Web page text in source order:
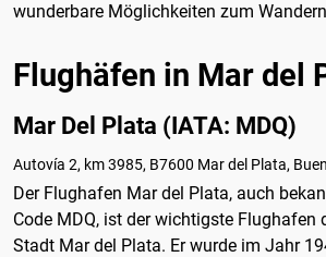
wunderbare Möglichkeiten zum
Flughäfen in Mar del
Mar Del Plata (IATA: MDQ)
Autovía 2, km 3985, B7600 Mar del Plata,
Der Flughafen Mar del Plata, auch
Code MDQ, ist der wichtigste Flughafen
Stadt Mar del Plata. Er wurde im Jahr